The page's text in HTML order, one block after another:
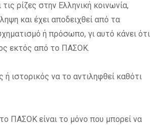
ρίζες στην Ελληνική κοινωνία,
και έχει αποδειχθεί από τα
ή πρόσωπο, γι αυτό κάνει ότι
εκτός από το ΠΑΣΟΚ.
ή ιστορικός να το αντιληφθεί καθότι
ΠΑΣΟΚ είναι το μόνο που μπορεί να